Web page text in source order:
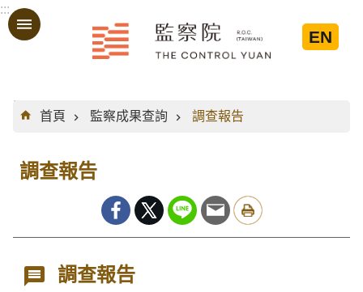
跳到主要內容區塊
:::
EN
:::
首頁
監察成果查詢 調查報告
調查報告
調查報告